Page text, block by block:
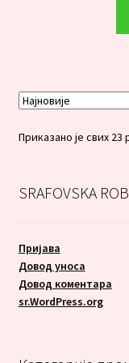
Приказано је свих 23
SRAFOVSKA
Пријава
Довод уноса
Довод коментара
sr.WordPress.org